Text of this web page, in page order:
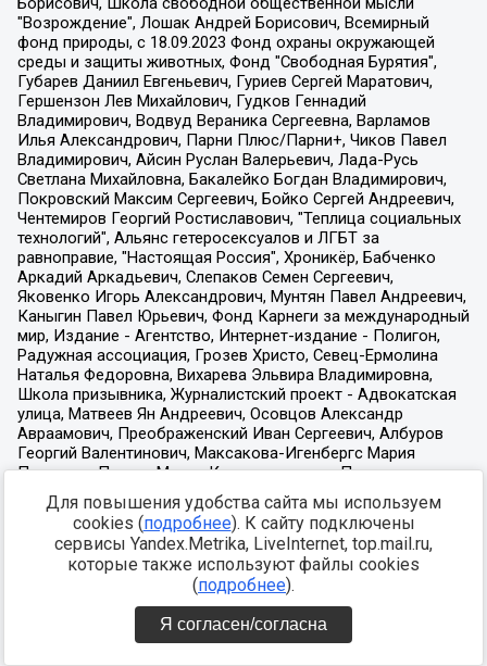
Для повышения удобства сайта мы используем
cookies (подробнее). К сайту подключены
сервисы Yandex.Metrika, LiveInternet, top.mail.ru,
которые также используют файлы cookies
(подробнее).
Я согласен/согласна